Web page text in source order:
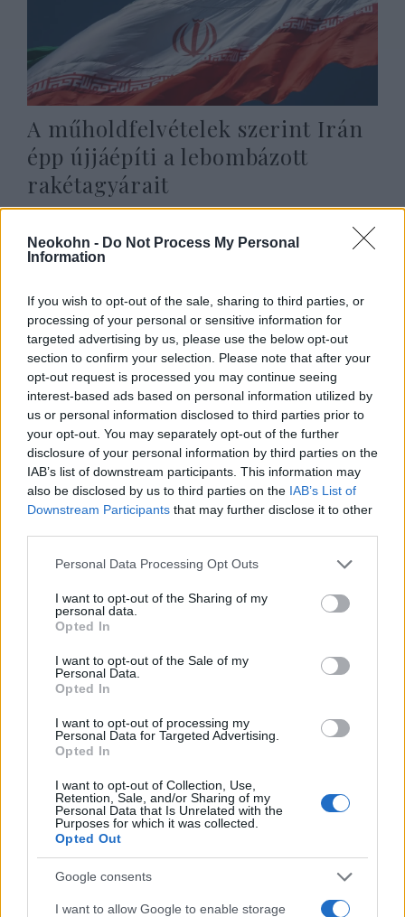
Neokohn - Do Not Process My Personal
Information
If you wish to opt-out of the sale, sharing to third parties, or
processing of your personal or sensitive information for
targeted advertising by us, please use the below opt-out
section to confirm your selection. Please note that after your
opt-out request is processed you may continue seeing
interest-based ads based on personal information utilized by
us or personal information disclosed to third parties prior to
your opt-out. You may separately opt-out of the further
disclosure of your personal information by third parties on the
IAB’s list of downstream participants. This information may
also be disclosed by us to third parties on the IAB’s List of
Downstream Participants that may further disclose it to other
Please note that this website/app uses one or more Google
not limited to your visit or usage behaviour. You may click to
grant or deny consent to Google and its third-party tags to
use your data for below specified purposes in below Google
consent section.
Personal Data Processing Opt Outs
I want to opt-out of the Sharing of my
personal data.
Opted In
I want to opt-out of the Sale of my
Personal Data.
Opted In
I want to opt-out of processing my
Personal Data for Targeted Advertising.
Opted In
I want to opt-out of Collection, Use,
Retention, Sale, and/or Sharing of my
Personal Data that Is Unrelated with the
Purposes for which it was collected.
Opted Out
Google consents
I want to allow Google to enable storage
A műholdfelvételek szerint Irán
épp újjáépíti a lebombázott
rakétagyárait
„Újabb összecsapás jön” – Izrael
és Irán már készül a következő
fordulóra
2025. szeptember 17.
The Jerusalem Post: Női Moszad-
ügynökök tucatjai csaptak le
Iránban